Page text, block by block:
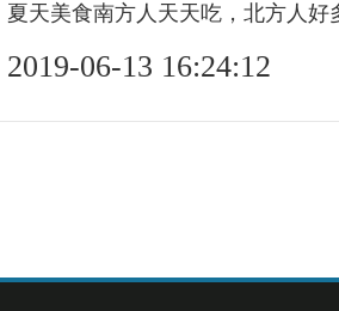
夏天美食南方人天天吃，北方人好
2019-06-13 16:24:12